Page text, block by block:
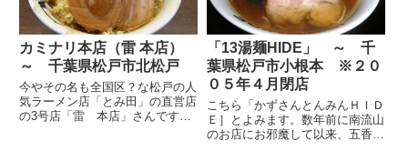
カミナリ本店（雷 本店）
～ 千葉県松戸市北松戸
今やその名も全国区？な松戸の人
気ラーメン店「とみ田」の直営店
の3号店「雷 本店」さんです。
「13湯麺HIDE」 ～ 千
葉県松戸市小根本 ※２０
０５年４月閉店
こちら「かずさんとんみんＨＩＤ
Ｅ］とよみます。数年前に南流山
のお店にお邪魔して以来、五香に